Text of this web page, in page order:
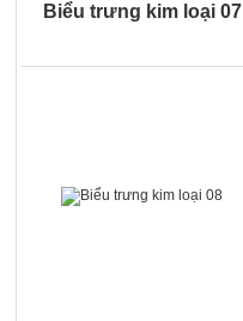
Biểu trưng kim loại 07